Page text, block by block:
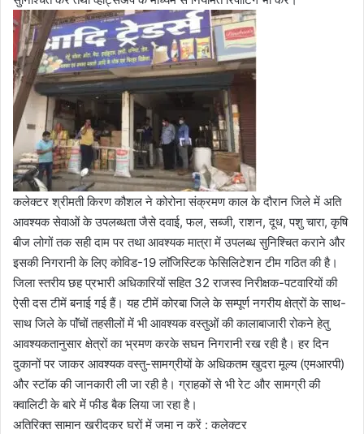
कलेक्टर श्रीमती किरण कौशल ने कोरोना संक्रमण काल के दौरान जिले में अति
आवश्यक सेवाओं के उपलब्धता जैसे दवाई, फल, सब्जी, राशन, दूध, पशु चारा, कृषि
बीज लोगों तक सही दाम पर तथा आवश्यक मात्रा में उपलब्ध सुनिश्चित कराने और
इसकी निगरानी के लिए कोविड-19 लाॅजिस्टिक फेसिलिटेशन टीम गठित की है।
जिला स्तरीय छह प्रभारी अधिकारियों सहित 32 राजस्व निरीक्षक-पटवारियों की
ऐसी दस टीमें बनाई गई हैं। यह टीमें कोरबा जिले के सम्पूर्ण नगरीय क्षेत्रों के साथ-
साथ जिले के पाॅंचों तहसीलों में भी आवश्यक वस्तुओं की कालाबाजारी रोकने हेतु
आवश्यकतानुसार क्षेत्रों का भ्रमण करके सघन निगरानी रख रही है। हर दिन
दुकानों पर जाकर आवश्यक वस्तु-सामग्रीयों के अधिकतम खुदरा मूल्य (एमआरपी)
और स्टाॅक की जानकारी ली जा रही है। ग्राहकों से भी रेट और सामग्री की
क्वालिटी के बारे में फीड बैक लिया जा रहा है।
अतिरिक्त सामान खरीदकर घरों में जमा न करें : कलेक्टर